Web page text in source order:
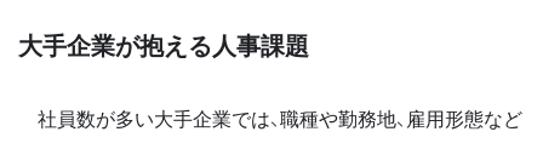
大手企業が抱える人事課題
社員数が多い大手企業では、職種や勤務地、雇用形態など